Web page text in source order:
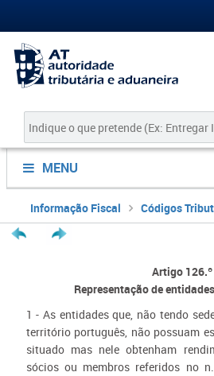
MENU
Informação Fiscal Códigos
Artigo 126.º
Representação de
1 - As entidades que, não tendo
território português, não possuam
situado mas nele obtenham
sócios ou membros referidos no